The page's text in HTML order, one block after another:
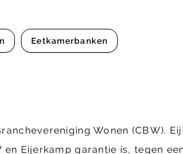
Eetkamerbanken
Wonen (CBW).
Eijerkamp garantie is, tegen